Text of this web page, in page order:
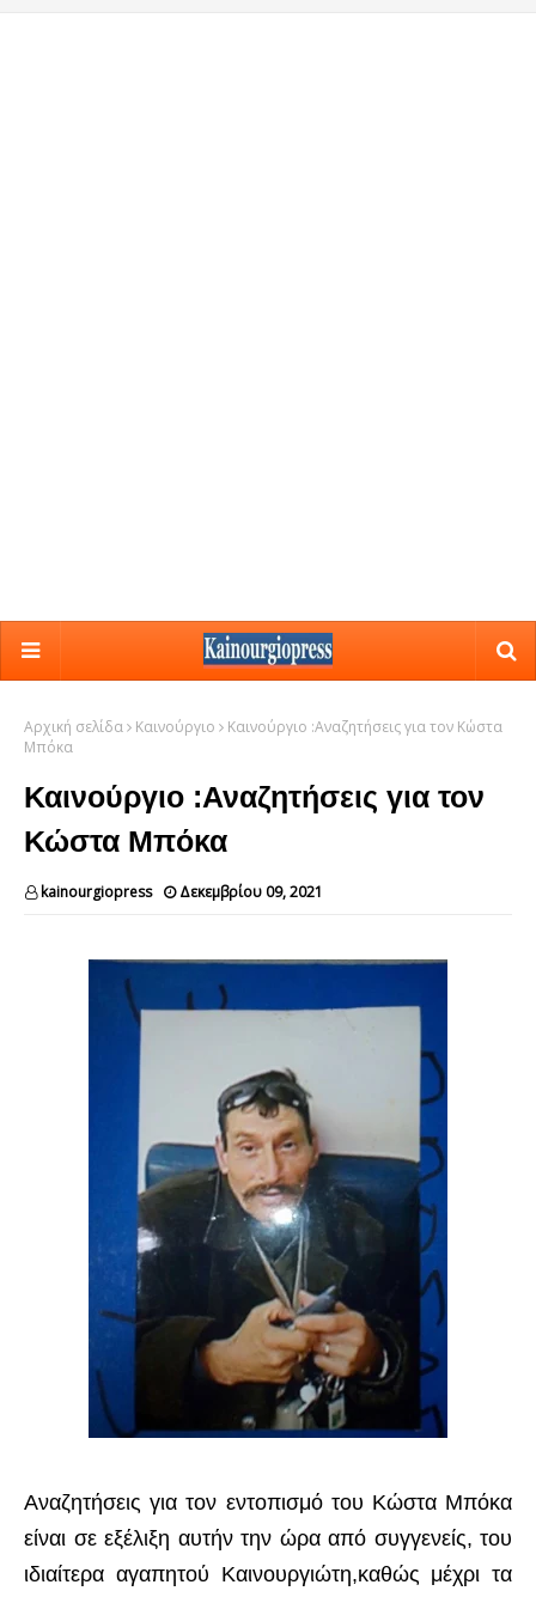
Αρχική σελίδα Καινούργιο
Καινούργιο :Αναζητήσεις για τον Κώστα
Μπόκα
Καινούργιο :Αναζητήσεις για τον
Κώστα Μπόκα
kainourgiopress Δεκεμβρίου 09, 2021
Αναζητήσεις για τον εντοπισμό του Κώστα Μπόκα
είναι σε εξέλιξη αυτήν την ώρα από συγγενείς, του
ιδιαίτερα αγαπητού Καινουργιώτη,καθώς μέχρι τα